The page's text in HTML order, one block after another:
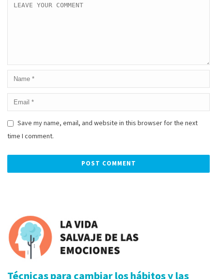
Save my name, email, and website in this browser for the next
time I comment.